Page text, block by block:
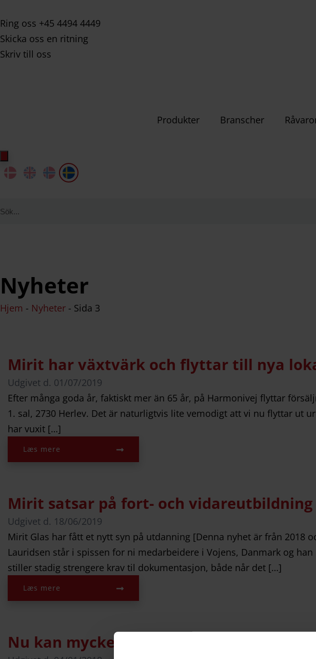
Ring oss +45 4494 4449
Skicka oss en ritning
Skriv till oss
Produkter Branscher
Nyheter
Hjem - Nyheter - Sida 3
Mirit har växtvärk och flyttar till nya
Udgivet d. 01/07/2019
Efter många goda år, faktiskt mer än 65 år, på Harmonivej flyttar
1. sal, 2730 Herlev. Det är naturligtvis lite vemodigt att vi nu flyttar ut
har vuxit […]
Læs mere
Mirit satsar på fort- och vidareutbildning
Udgivet d. 18/06/2019
Mirit Glas har fått et nytt syn på utdanning [Denna nyhet är från 2018
Lauridsen står i spissen for ni medarbeidere i Vojens, Danmark og
stiller stadig strengere krav til dokumentasjon, både når det […]
Læs mere
Nu kan mycket tunt glas bli superstarkt